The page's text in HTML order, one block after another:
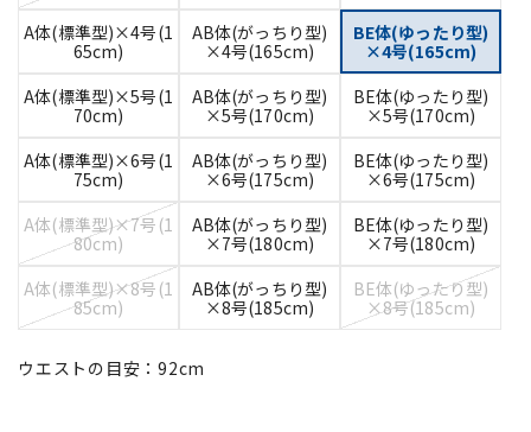
A体(標準型)×4号(1
65cm)
AB体(がっちり型)
×4号(165cm)
BE体(ゆったり型)
×4号(165cm)
A体(標準型)×5号(1
70cm)
AB体(がっちり型)
×5号(170cm)
BE体(ゆったり型)
×5号(170cm)
A体(標準型)×6号(1
75cm)
AB体(がっちり型)
×6号(175cm)
BE体(ゆったり型)
×6号(175cm)
A体(標準型)×7号(1
80cm)
AB体(がっちり型)
×7号(180cm)
BE体(ゆったり型)
×7号(180cm)
A体(標準型)×8号(1
85cm)
AB体(がっちり型)
×8号(185cm)
BE体(ゆったり型)
×8号(185cm)
ウエストの目安：92cm